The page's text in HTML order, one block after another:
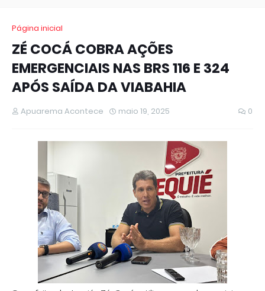
Página inicial
ZÉ COCÁ COBRA AÇÕES
EMERGENCIAIS NAS BRS 116 E 324
APÓS SAÍDA DA VIABAHIA
Apuarema Acontece maio 19, 2025 0